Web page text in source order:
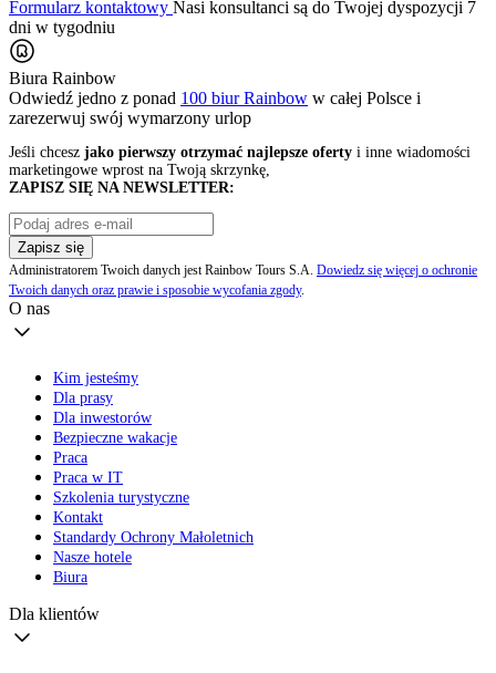
Formularz kontaktowy Nasi konsultanci są do Twojej dyspozycji 7
dni w tygodniu
Biura Rainbow
Odwiedź jedno z ponad 100 biur Rainbow w całej Polsce i
zarezerwuj swój wymarzony urlop
Jeśli chcesz jako pierwszy otrzymać najlepsze oferty i inne wiadomości
marketingowe wprost na Twoją skrzynkę,
ZAPISZ SIĘ NA NEWSLETTER:
Zapisz się
Administratorem Twoich danych jest Rainbow Tours S.A. Dowiedz się więcej o ochronie
Twoich danych oraz prawie i sposobie wycofania zgody.
O nas
Kim jesteśmy
Dla prasy
Dla inwestorów
Bezpieczne wakacje
Praca
Praca w IT
Szkolenia turystyczne
Kontakt
Standardy Ochrony Małoletnich
Nasze hotele
Biura
Dla klientów